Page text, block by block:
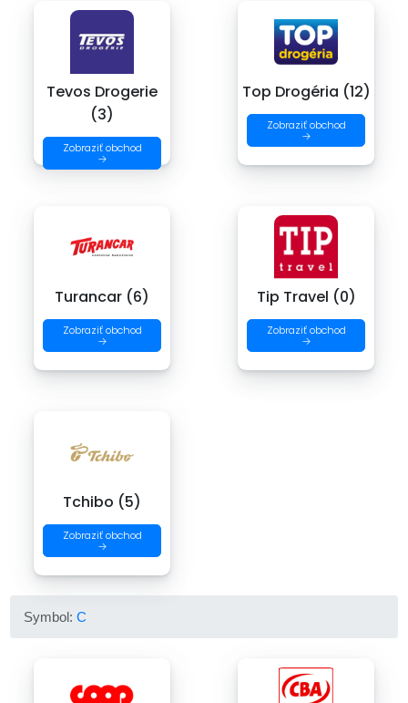
Tevos Drogerie
(3)
Zobraziť obchod
→
Top Drogéria (12)
Zobraziť obchod
→
Turancar (6)
Zobraziť obchod
→
Tip Travel (0)
Zobraziť obchod
→
Tchibo (5)
Zobraziť obchod
→
Symbol:C